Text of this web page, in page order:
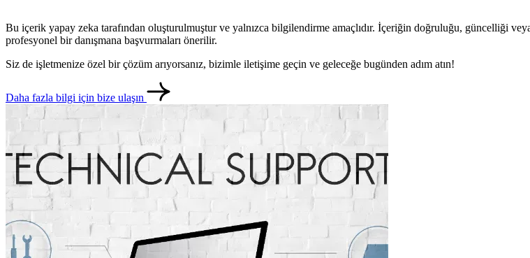
Bu içerik yapay zeka tarafından oluşturulmuştur ve yalnızca bilgilendirme amaçlıdır. İçeriğin doğruluğu, güncelliği
profesyonel bir danışmana başvurmaları önerilir.
Siz de işletmenize özel bir çözüm arıyorsanız, bizimle iletişime geçin ve geleceğe bugünden adım atın!
Daha fazla bilgi için bize ulaşın